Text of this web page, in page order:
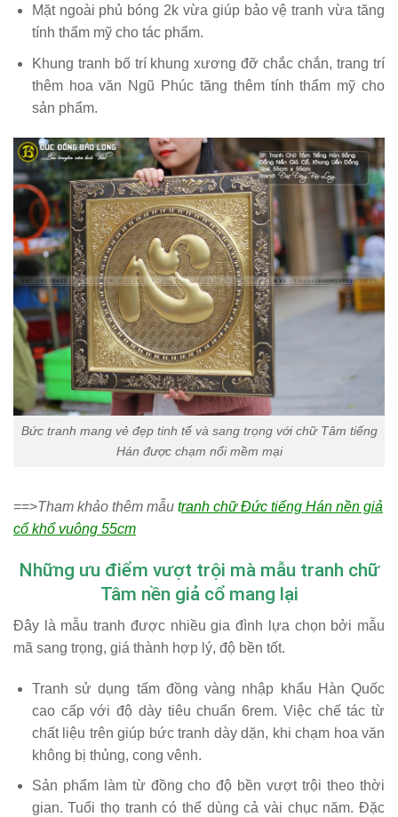
Mặt ngoài phủ bóng 2k vừa giúp bảo vệ tranh vừa tăng
tính thẩm mỹ cho tác phẩm.
Khung tranh bố trí khung xương đỡ chắc chắn, trang trí
thêm hoa văn Ngũ Phúc tăng thêm tính thẩm mỹ cho
sản phẩm.
Bức tranh mang vẻ đẹp tinh tế và sang trọng với chữ Tâm tiếng
Hán được chạm nổi mềm mại
==>Tham khảo thêm mẫu tranh chữ Đức tiếng Hán nền giả
cổ khổ vuông 55cm
Những ưu điểm vượt trội mà mẫu tranh chữ
Tâm nền giả cổ mang lại
Đây là mẫu tranh được nhiều gia đình lựa chọn bởi mẫu
mã sang trọng, giá thành hợp lý, độ bền tốt.
Tranh sử dụng tấm đồng vàng nhập khẩu Hàn Quốc
cao cấp với độ dày tiêu chuẩn 6rem. Việc chế tác từ
chất liệu trên giúp bức tranh dày dặn, khi chạm hoa văn
không bị thủng, cong vênh.
Sản phẩm làm từ đồng cho độ bền vượt trội theo thời
gian. Tuổi thọ tranh có thể dùng cả vài chục năm. Đặc